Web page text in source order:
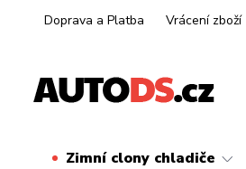
Doprava a Platba Vrácení zboží
Zimní clony chladiče